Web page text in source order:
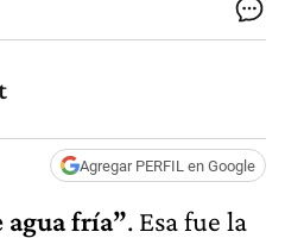
Agregar PERFIL en Google
agua fría”. Esa fue la